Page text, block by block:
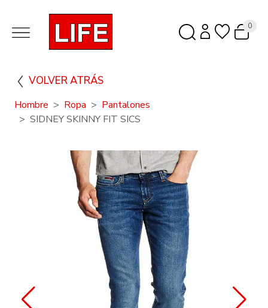
0
VOLVER ATRÁS
Hombre Ropa
Pantalones
SIDNEY SKINNY FIT SICS